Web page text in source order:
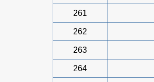
261
262
263
264